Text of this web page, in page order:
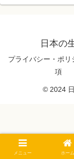
日本の
プライバシー・ポリ
項
© 2024
メニュー ホーム